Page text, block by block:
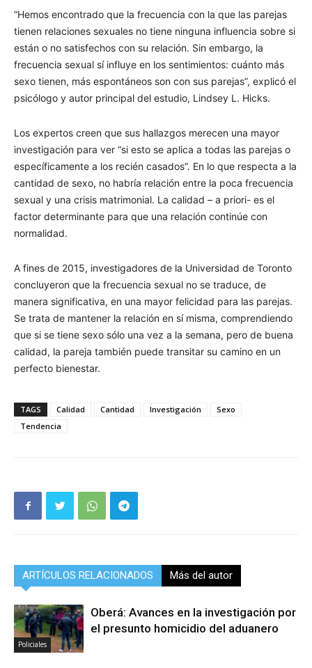
“Hemos encontrado que la frecuencia con la que las parejas
tienen relaciones sexuales no tiene ninguna influencia sobre si
están o no satisfechos con su relación. Sin embargo, la
frecuencia sexual sí influye en los sentimientos: cuánto más
sexo tienen, más espontáneos son con sus parejas”, explicó el
psicólogo y autor principal del estudio, Lindsey L. Hicks.
Los expertos creen que sus hallazgos merecen una mayor
investigación para ver “si esto se aplica a todas las parejas o
específicamente a los recién casados”. En lo que respecta a la
cantidad de sexo, no habría relación entre la poca frecuencia
sexual y una crisis matrimonial. La calidad – a priori- es el
factor determinante para que una relación continúe con
normalidad.
A fines de 2015, investigadores de la Universidad de Toronto
concluyeron que la frecuencia sexual no se traduce, de
manera significativa, en una mayor felicidad para las parejas.
Se trata de mantener la relación en sí misma, comprendiendo
que si se tiene sexo sólo una vez a la semana, pero de buena
calidad, la pareja también puede transitar su camino en un
perfecto bienestar.
TAGS Calidad Cantidad Investigación
Sexo
Tendencia
ARTÍCULOS RELACIONADOS Más del autor
Policiales
Oberá: Avances en la investigación por
el presunto homicidio del aduanero